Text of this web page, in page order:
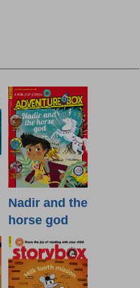
Nadir and the
horse god